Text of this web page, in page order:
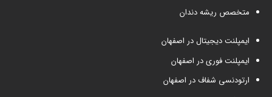
متخصص ریشه دندان
ایمپلنت دیجیتال در اصفهان
ایمپلنت فوری در اصفهان
ارتودنسی شفاف در اصفهان